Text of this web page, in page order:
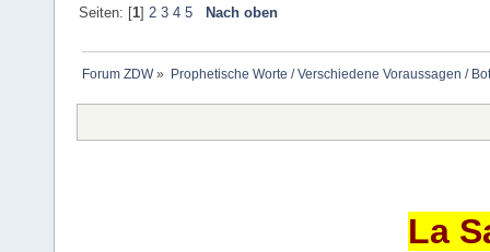
Seiten: [1] 2 3 4 5 Nach oben
Forum ZDW» Prophetische Worte / Verschiedene Voraussagen /
La